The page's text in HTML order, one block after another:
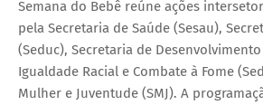
Semana do Bebê reúne ações
pela Secretaria de Saúde (Sesau),
(Seduc), Secretaria de
Igualdade Racial e Combate à Fome
Mulher e Juventude (SMJ). A